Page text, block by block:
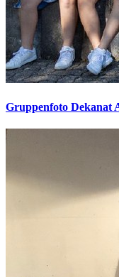
Gruppenfoto Dekanat